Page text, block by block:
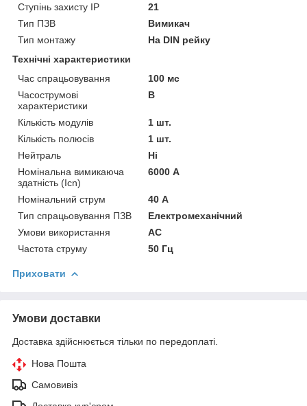
Ступінь захисту IP
21
Тип ПЗВ
Вимикач
Тип монтажу
На DIN рейку
Технічні характеристики
Час спрацьовування
100 мс
Часострумові
характеристики
B
Кількість модулів
1 шт.
Кількість полюсів
1 шт.
Нейтраль
Ні
Номінальна вимикаюча
здатність (Icn)
6000 А
Номінальний струм
40 А
Тип спрацьовування ПЗВ
Електромеханічний
Умови використання
АС
Частота струму
50 Гц
Приховати
Умови доставки
Доставка здійснюється тільки по передоплаті.
Нова Пошта
Самовивіз